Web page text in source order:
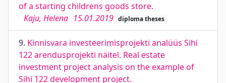
of a starting childrens goods store.
Kaju, Helena 15.01.2019 diploma theses
9. Kinnisvara investeerimisprojekti analüüs Sihi
122 arendusprojekti näitel. Real estate
investment project analysis on the example of
Sihi 122 development project.